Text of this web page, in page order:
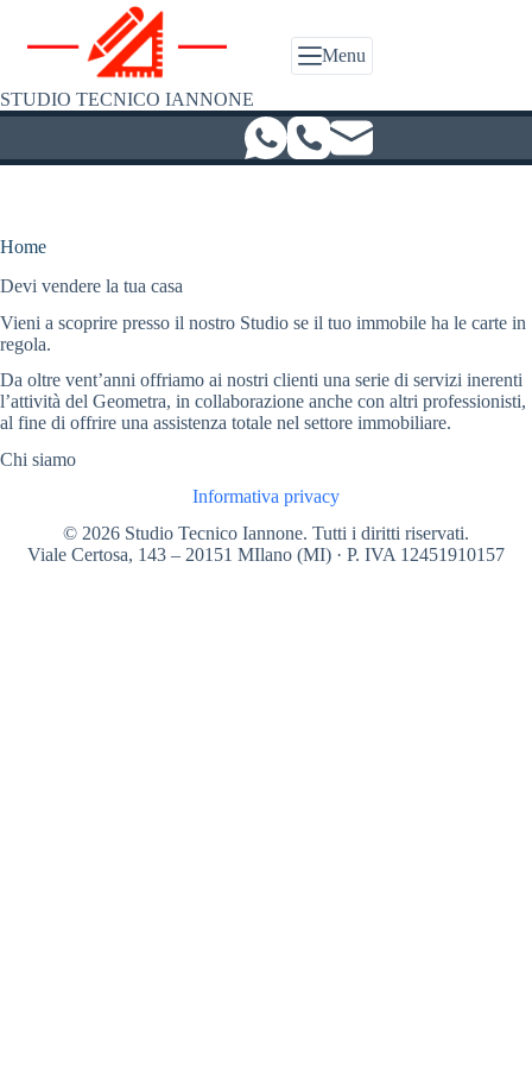
contenuto
STUDIO TECNICO IANNONE
Menu
Home
Devi vendere la tua casa
Vieni a scoprire presso il nostro Studio se il tuo immobile ha le carte in
regola.
Da oltre vent’anni offriamo ai nostri clienti una serie di servizi inerenti
l’attività del Geometra, in collaborazione anche con altri professionisti,
al fine di offrire una assistenza totale nel settore immobiliare.
Chi siamo
Informativa privacy
© 2026 Studio Tecnico Iannone. Tutti i diritti riservati.
Viale Certosa, 143 – 20151 MIlano (MI) · P. IVA 12451910157